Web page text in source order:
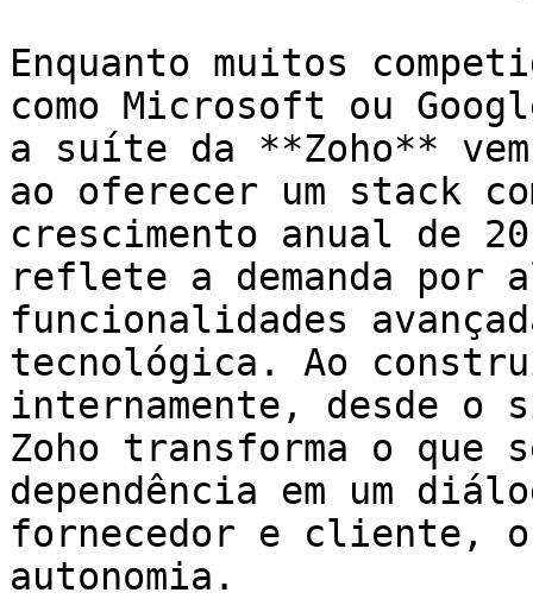
Enquanto muitos
como Microsoft ou
a suíte da **Zoho**
ao oferecer um stack
crescimento anual de
reflete a demanda por
funcionalidades
tecnológica. Ao
internamente, desde
Zoho transforma o que
dependência em um
fornecedor e cliente,
autonomia.